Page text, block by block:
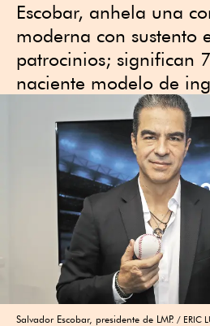
Escobar, anhela una
moderna con sustento
patrocinios; significan
naciente modelo de
Salvador Escobar, presidente de LMP. ERIC